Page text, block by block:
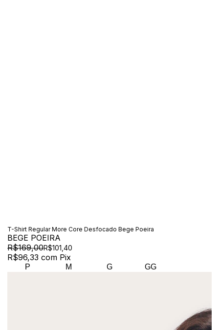
T-Shirt Regular More Core Desfocado Bege Poeira
BEGE POEIRA
R$169,00R$101,40
R$96,33 com Pix
P M G GG